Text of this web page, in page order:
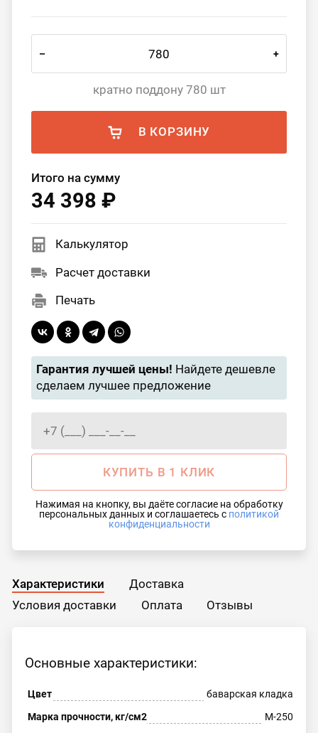
– +
кратно поддону 780 шт
В КОРЗИНУ
Итого на сумму
34 398 ₽
Калькулятор
Расчет доставки
Печать
Гарантия лучшей цены! Найдете дешевле
сделаем лучшее предложение
КУПИТЬ В 1 КЛИК
Нажимая на кнопку, вы даёте согласие на обработку
персональных данных и соглашаетесь с политикой
конфиденциальности
Характеристики
Доставка
Условия доставки
Оплата Отзывы
Основные характеристики:
Цвет
баварская кладка
Марка прочности, кг/см2
М-250